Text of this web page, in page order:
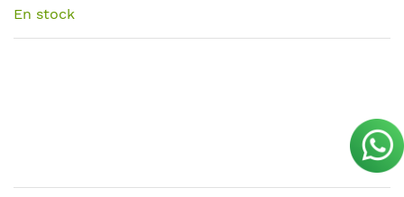
of
En stock